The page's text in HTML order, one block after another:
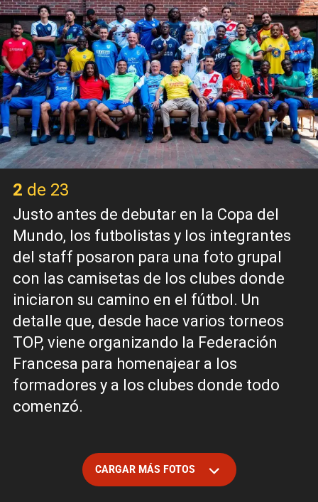
2 de 23
Justo antes de debutar en la Copa del
Mundo, los futbolistas y los integrantes
del staff posaron para una foto grupal
con las camisetas de los clubes donde
iniciaron su camino en el fútbol. Un
detalle que, desde hace varios torneos
TOP, viene organizando la Federación
Francesa para homenajear a los
formadores y a los clubes donde todo
comenzó.
CARGAR MÁS FOTOS